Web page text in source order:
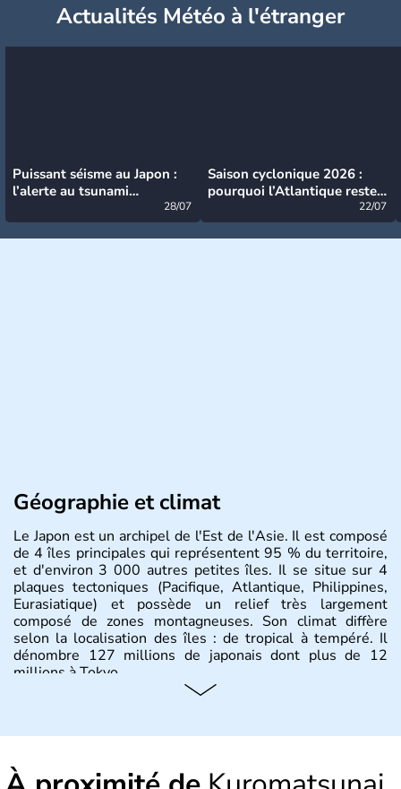
Actualités Météo à l'étranger
Puissant séisme au Japon :
l’alerte au tsunami
28/07
Saison cyclonique 2026 :
pourquoi l’Atlantique reste
22/07
Géographie et climat
Le Japon est un archipel de l'Est de l'Asie. Il est composé
de 4 îles principales qui représentent 95 % du territoire,
et d'environ 3 000 autres petites îles. Il se situe sur 4
plaques tectoniques (Pacifique, Atlantique, Philippines,
Eurasiatique) et possède un relief très largement
composé de zones montagneuses. Son climat diffère
selon la localisation des îles : de tropical à tempéré. Il
dénombre 127 millions de japonais dont plus de 12
millions à Tokyo.
Il semblerait que le Japon ait été fondé au VIIe siècle
XVIème siècle que le pays commence à s'ouvrir aux